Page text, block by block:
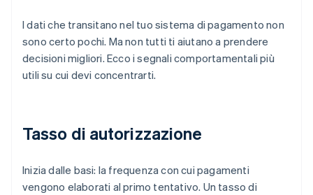
I dati che transitano nel tuo sistema di pagamento non
sono certo pochi. Ma non tutti ti aiutano a prendere
decisioni migliori. Ecco i segnali comportamentali più
utili su cui devi concentrarti.
Tasso di autorizzazione
Inizia dalle basi: la frequenza con cui pagamenti
vengono elaborati al primo tentativo. Un tasso di